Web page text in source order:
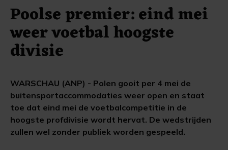
Poolse premier: eind mei
weer voetbal hoogste
divisie
WARSCHAU (ANP) - Polen gooit per 4 mei de
buitensportaccommodaties weer open en staat
toe dat eind mei de voetbalcompetitie in de
hoogste profdivisie wordt hervat. De wedstrijden
zullen wel zonder publiek worden gespeeld.